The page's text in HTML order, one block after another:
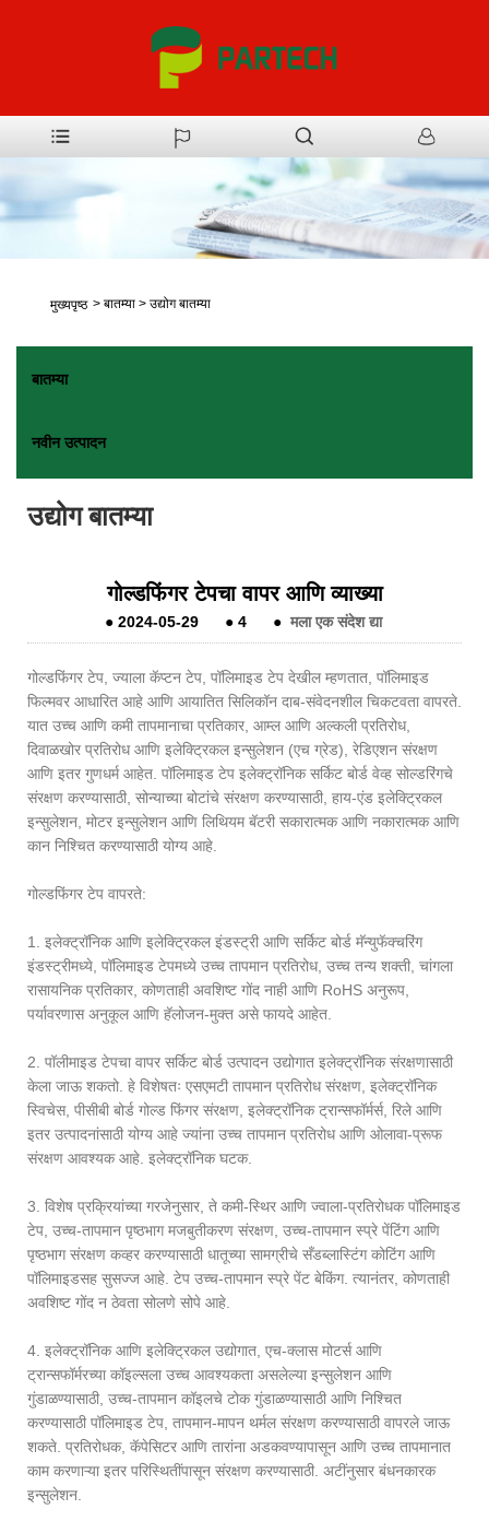
मुख्यपृष्ठ > बातम्या > उद्योग बातम्या
बातम्या
नवीन उत्पादन
उद्योग बातम्या
गोल्डफिंगर टेपचा वापर आणि व्याख्या
●2024-05-29 ●4 ● मला एक संदेश द्या
गोल्डफिंगर टेप, ज्याला कॅप्टन टेप, पॉलिमाइड टेप देखील म्हणतात, पॉलिमाइड
फिल्मवर आधारित आहे आणि आयातित सिलिकॉन दाब-संवेदनशील चिकटवता वापरते.
यात उच्च आणि कमी तापमानाचा प्रतिकार, आम्ल आणि अल्कली प्रतिरोध,
दिवाळखोर प्रतिरोध आणि इलेक्ट्रिकल इन्सुलेशन (एच ग्रेड), रेडिएशन संरक्षण
आणि इतर गुणधर्म आहेत. पॉलिमाइड टेप इलेक्ट्रॉनिक सर्किट बोर्ड वेव्ह सोल्डरिंगचे
संरक्षण करण्यासाठी, सोन्याच्या बोटांचे संरक्षण करण्यासाठी, हाय-एंड इलेक्ट्रिकल
इन्सुलेशन, मोटर इन्सुलेशन आणि लिथियम बॅटरी सकारात्मक आणि नकारात्मक आणि
कान निश्चित करण्यासाठी योग्य आहे.
गोल्डफिंगर टेप वापरते:
1. इलेक्ट्रॉनिक आणि इलेक्ट्रिकल इंडस्ट्री आणि सर्किट बोर्ड मॅन्युफॅक्चरिंग
इंडस्ट्रीमध्ये, पॉलिमाइड टेपमध्ये उच्च तापमान प्रतिरोध, उच्च तन्य शक्ती, चांगला
रासायनिक प्रतिकार, कोणताही अवशिष्ट गोंद नाही आणि RoHS अनुरूप,
पर्यावरणास अनुकूल आणि हॅलोजन-मुक्त असे फायदे आहेत.
2. पॉलीमाइड टेपचा वापर सर्किट बोर्ड उत्पादन उद्योगात इलेक्ट्रॉनिक संरक्षणासाठी
केला जाऊ शकतो. हे विशेषतः एसएमटी तापमान प्रतिरोध संरक्षण, इलेक्ट्रॉनिक
स्विचेस, पीसीबी बोर्ड गोल्ड फिंगर संरक्षण, इलेक्ट्रॉनिक ट्रान्सफॉर्मर्स, रिले आणि
इतर उत्पादनांसाठी योग्य आहे ज्यांना उच्च तापमान प्रतिरोध आणि ओलावा-प्रूफ
संरक्षण आवश्यक आहे. इलेक्ट्रॉनिक घटक.
3. विशेष प्रक्रियांच्या गरजेनुसार, ते कमी-स्थिर आणि ज्वाला-प्रतिरोधक पॉलिमाइड
टेप, उच्च-तापमान पृष्ठभाग मजबुतीकरण संरक्षण, उच्च-तापमान स्प्रे पेंटिंग आणि
पृष्ठभाग संरक्षण कव्हर करण्यासाठी धातूच्या सामग्रीचे सँडब्लास्टिंग कोटिंग आणि
पॉलिमाइडसह सुसज्ज आहे. टेप उच्च-तापमान स्प्रे पेंट बेकिंग. त्यानंतर, कोणताही
अवशिष्ट गोंद न ठेवता सोलणे सोपे आहे.
4. इलेक्ट्रॉनिक आणि इलेक्ट्रिकल उद्योगात, एच-क्लास मोटर्स आणि
ट्रान्सफॉर्मरच्या कॉइल्सला उच्च आवश्यकता असलेल्या इन्सुलेशन आणि
गुंडाळण्यासाठी, उच्च-तापमान कॉइलचे टोक गुंडाळण्यासाठी आणि निश्चित
करण्यासाठी पॉलिमाइड टेप, तापमान-मापन थर्मल संरक्षण करण्यासाठी वापरले जाऊ
शकते. प्रतिरोधक, कॅपेसिटर आणि तारांना अडकवण्यापासून आणि उच्च तापमानात
काम करणाऱ्या इतर परिस्थितींपासून संरक्षण करण्यासाठी. अटींनुसार बंधनकारक
इन्सुलेशन.